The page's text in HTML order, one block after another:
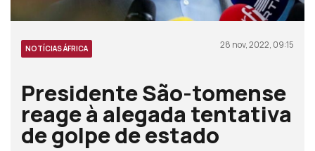
NOTÍCIAS ÁFRICA 28 nov, 2022, 09:15
Presidente São-tomense
reage à alegada tentativa
de golpe de estado